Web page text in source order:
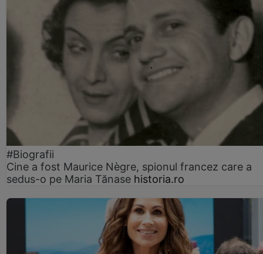
#Biografii
Cine a fost Maurice Nègre, spionul francez care a
sedus-o pe Maria Tănase historia.ro